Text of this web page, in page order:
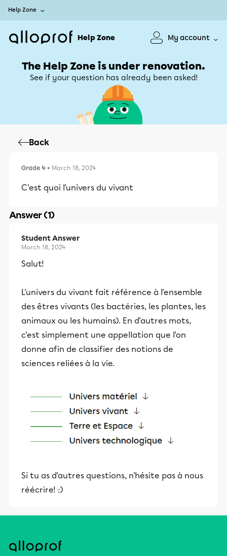
Help Zone
Help Zone My account
The Help Zone is under renovation.
See if your question has already been asked!
Back
Grade 4 • March 18, 2024
C'est quoi l'univers du vivant
Answer (1)
Student Answer
March 18, 2024
Salut!
L'univers du vivant fait référence à l'ensemble
des êtres vivants (les bactéries, les plantes, les
animaux ou les humains). En d'autres mots,
c'est simplement une appellation que l'on
donne afin de classifier des notions de
sciences reliées à la vie.
Si tu as d'autres questions, n'hésite pas à nous
réécrire! :)